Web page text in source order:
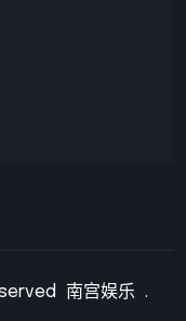
南宫娱乐 .